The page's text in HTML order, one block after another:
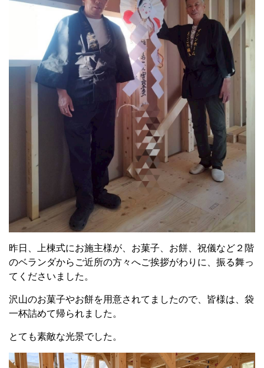
昨日、上棟式にお施主様が、お菓子、お餅、祝儀など２階
のベランダからご近所の方々へご挨拶がわりに、振る舞っ
てくださいました。
沢山のお菓子やお餅を用意されてましたので、皆様は、袋
一杯詰めて帰られました。
とても素敵な光景でした。